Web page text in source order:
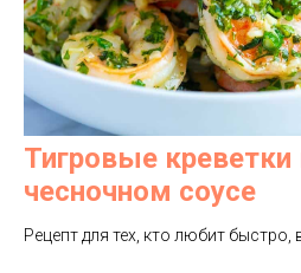
Тигровые
чесночном соусе
Рецепт для тех, кто любит быстро,